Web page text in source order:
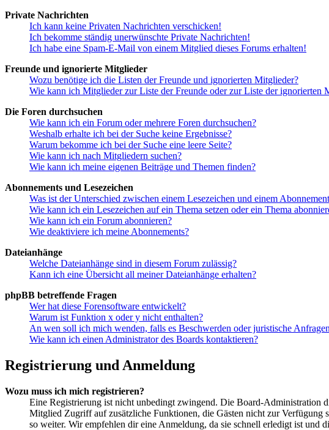
Private Nachrichten
Ich kann keine Privaten Nachrichten verschicken!
Ich bekomme ständig unerwünschte Private Nachrichten!
Ich habe eine Spam-E-Mail von einem Mitglied dieses Forums erhalten!
Freunde und ignorierte Mitglieder
Wozu benötige ich die Listen der Freunde und ignorierten Mitglieder?
Wie kann ich Mitglieder zur Liste der Freunde oder zur Liste der ignorierten
Die Foren durchsuchen
Wie kann ich ein Forum oder mehrere Foren durchsuchen?
Weshalb erhalte ich bei der Suche keine Ergebnisse?
Warum bekomme ich bei der Suche eine leere Seite?
Wie kann ich nach Mitgliedern suchen?
Wie kann ich meine eigenen Beiträge und Themen finden?
Abonnements und Lesezeichen
Was ist der Unterschied zwischen einem Lesezeichen und einem
Wie kann ich ein Lesezeichen auf ein Thema setzen oder ein Thema
Wie kann ich ein Forum abonnieren?
Wie deaktiviere ich meine Abonnements?
Dateianhänge
Welche Dateianhänge sind in diesem Forum zulässig?
Kann ich eine Übersicht all meiner Dateianhänge erhalten?
phpBB betreffende Fragen
Wer hat diese Forensoftware entwickelt?
Warum ist Funktion x oder y nicht enthalten?
An wen soll ich mich wenden, falls es Beschwerden oder juristische
Wie kann ich einen Administrator des Boards kontaktieren?
Registrierung und Anmeldung
Wozu muss ich mich registrieren?
Eine Registrierung ist nicht unbedingt zwingend. Die Board-Administration
Mitglied Zugriff auf zusätzliche Funktionen, die Gästen nicht zur Verfügung
so weiter. Wir empfehlen dir eine Anmeldung, da sie schnell erledigt ist und